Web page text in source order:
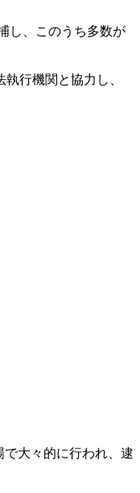
し、このうち多数が
行機関と協力し、
大々的に行われ、逮